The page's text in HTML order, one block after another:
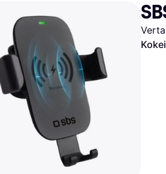
Gigantti
H&M
Peten
Wolt